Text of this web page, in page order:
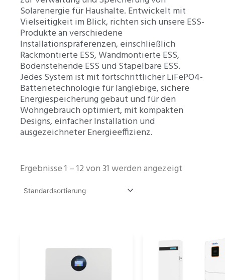
Solarenergie für Haushalte. Entwickelt mit
Vielseitigkeit im Blick, richten sich unsere ESS-
Produkte an verschiedene
Installationspräferenzen, einschließlich
Rackmontierte ESS, Wandmontierte ESS,
Bodenstehende ESS und Stapelbare ESS.
Jedes System ist mit fortschrittlicher LiFePO4-
Batterietechnologie für langlebige, sichere
Energiespeicherung gebaut und für den
Wohngebrauch optimiert, mit kompakten
Designs, einfacher Installation und
ausgezeichneter Energieeffizienz.
Ergebnisse 1 – 12 von 31 werden angezeigt